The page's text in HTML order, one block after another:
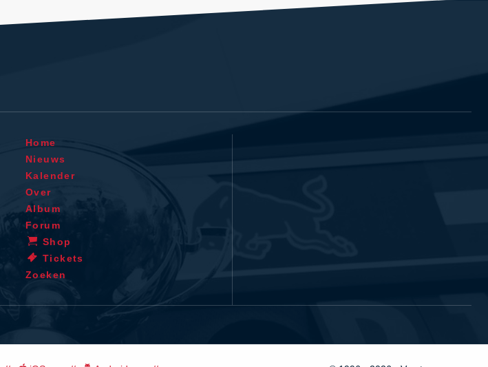
Home
Nieuws
Kalender
Over
Album
Forum
Shop
Tickets
Zoeken